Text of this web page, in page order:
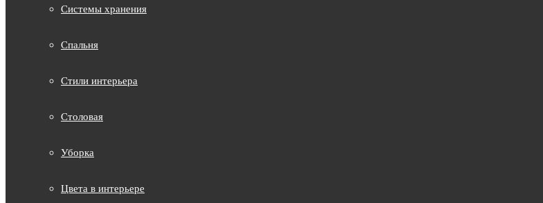
Системы хранения
Спальня
Стили интерьера
Столовая
Уборка
Цвета в интерьере